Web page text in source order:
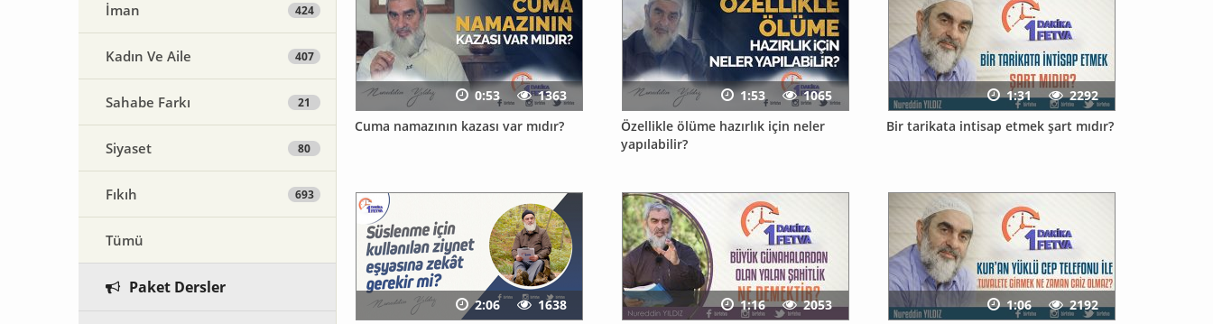
İman 424
Kadın Ve Aile 407
Sahabe Farkı 21
Siyaset 80
Fıkıh 693
Tümü
Paket Dersler
Cuma namazının kazası var mıdır?
0:53
1363
Özellikle ölüme hazırlık için neler
yapılabilir?
1:53
1065
Bir tarikata intisap etmek şart mıdır?
1:31 2292
2:06 1638 1:16 2053 1:06 2192